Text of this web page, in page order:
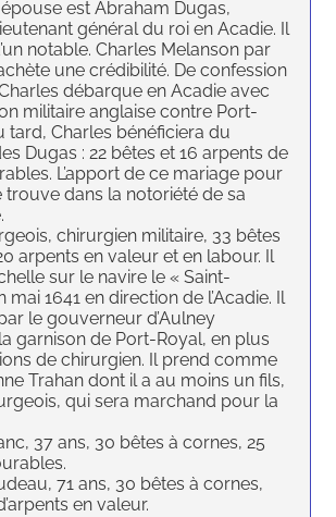
est Abraham Dugas,
général du roi en Acadie. Il
notable. Charles Melanson par
une crédibilité. De confession
débarque en Acadie avec
militaire anglaise contre Port-
tard, Charles bénéficiera du
Dugas : 22 bêtes et 16 arpents de
L’apport de ce mariage pour
trouve dans la notoriété de sa
chirurgien militaire, 33 bêtes
arpents en valeur et en labour. Il
sur le navire le « Saint-
mai 1641 en direction de l’Acadie. Il
le gouverneur d’Aulney
garnison de Port-Royal, en plus
de chirurgien. Il prend comme
Trahan dont il a au moins un fils,
qui sera marchand pour la
37 ans, 30 bêtes à cornes, 25
71 ans, 30 bêtes à cornes,
en valeur.